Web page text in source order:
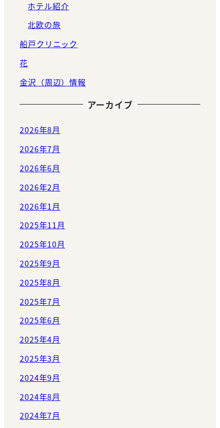
ホテル紹介
北欧の旅
船戸クリニック
花
金沢（周辺）情報
アーカイブ
2026年8月
2026年7月
2026年6月
2026年2月
2026年1月
2025年11月
2025年10月
2025年9月
2025年8月
2025年7月
2025年6月
2025年4月
2025年3月
2024年9月
2024年8月
2024年7月